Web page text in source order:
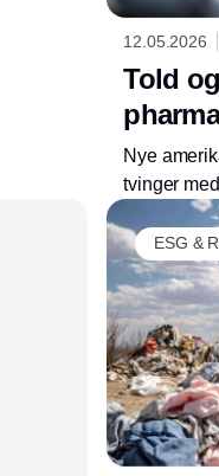
12.05.2026
Told
Nye
tvinger
og ESG &